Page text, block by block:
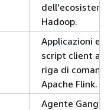
dell'ecosistema
Hadoop.
Applicazioni e
script client a
riga di comando
Apache Flink.
Agente Ganglia